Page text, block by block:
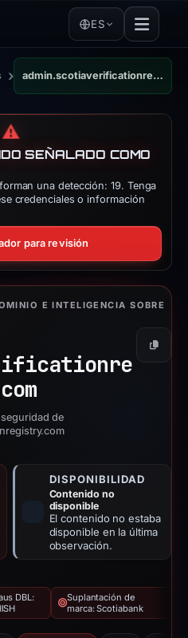
ES
› admin.scotiaverificationregistry.com
⚠️
SEÑALADO COMO
una detección: 19. Tenga
credenciales o información
para revisión
E INTELIGENCIA SOBRE
com
Copiar
de
DISPONIBILIDAD
Contenido no
disponible
El contenido no estaba
disponible en la última
observación.
DBL:
Suplantación de
marca: Scotiabank